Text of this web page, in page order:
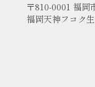
〒810-0001 福岡
福岡天神フコク